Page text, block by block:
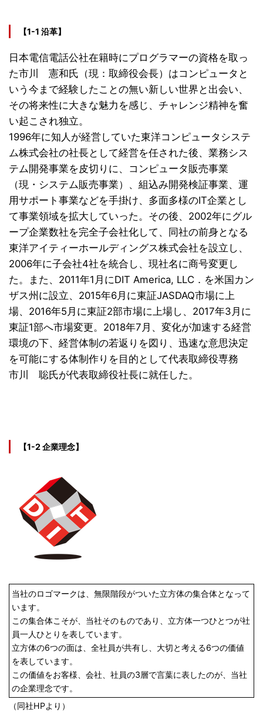
【1-1 沿革】
日本電信電話公社在籍時にプログラマーの資格を取っ
た市川 憲和氏（現：取締役会長）はコンピュータと
いう今まで経験したことの無い新しい世界と出会い、
その将来性に大きな魅力を感じ、チャレンジ精神を奮
い起こされ独立。
1996年に知人が経営していた東洋コンピュータシステ
ム株式会社の社長として経営を任された後、業務シス
テム開発事業を皮切りに、コンピュータ販売事業
（現・システム販売事業）、組込み開発検証事業、運
用サポート事業などを手掛け、多面多様のIT企業とし
て事業領域を拡大していった。その後、2002年にグル
ープ企業数社を完全子会社化して、同社の前身となる
東洋アイティーホールディングス株式会社を設立し、
2006年に子会社4社を統合し、現社名に商号変更し
た。また、2011年1月にDIT America, LLC．を米国カン
ザス州に設立、2015年6月に東証JASDAQ市場に上
場、2016年5月に東証2部市場に上場し、2017年3月に
東証1部へ市場変更。2018年7月、変化が加速する経営
環境の下、経営体制の若返りを図り、迅速な意思決定
を可能にする体制作りを目的として代表取締役専務
市川 聡氏が代表取締役社長に就任した。
【1-2 企業理念】
当社のロゴマークは、無限階段がついた立方体の集合体となって
います。
この集合体こそが、当社そのものであり、立方体一つひとつが社
員一人ひとりを表しています。
立方体の6つの面は、全社員が共有し、大切と考える6つの価値
を表しています。
この価値をお客様、会社、社員の3層で言葉に表したのが、当社
の企業理念です。
（同社HPより）